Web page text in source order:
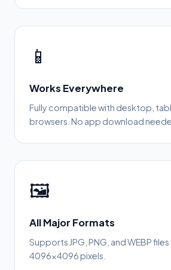
📱
Works Everywhere
Fully compatible with desktop,
browsers. No app download
🖼️
All Major Formats
Supports JPG, PNG, and WEBP
4096×4096 pixels.